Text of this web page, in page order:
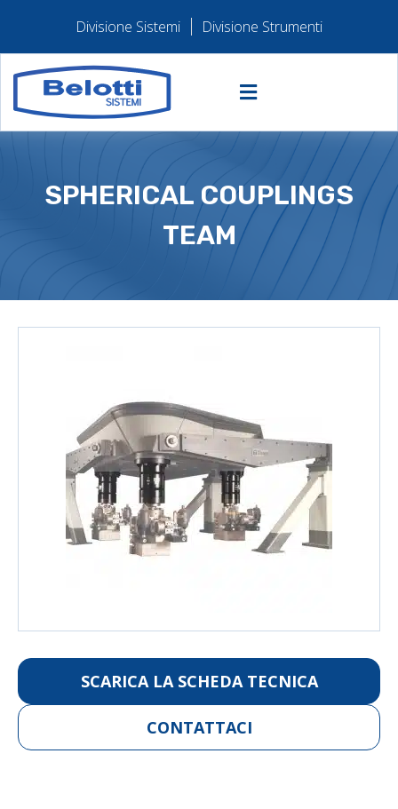
Divisione Sistemi Divisione Strumenti
SPHERICAL COUPLINGS
TEAM
SCARICA LA SCHEDA TECNICA
CONTATTACI